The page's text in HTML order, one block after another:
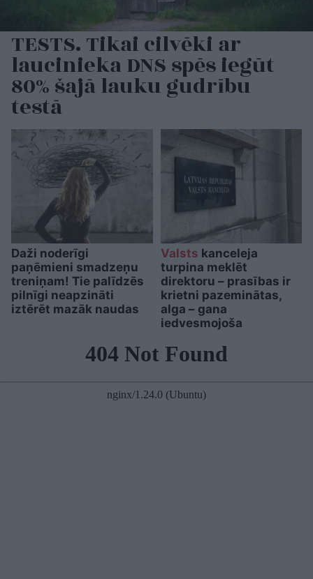
TESTS. Tikai cilvēki ar
laucinieka DNS spēs iegūt
80% šajā lauku gudrību
testā
Daži noderīgi
paņēmieni smadzeņu
treniņam! Tie palīdzēs
pilnīgi neapzināti
iztērēt mazāk naudas
Valsts kanceleja
turpina meklēt
direktoru – prasības ir
krietni pazeminātas,
alga – gana
iedvesmojoša